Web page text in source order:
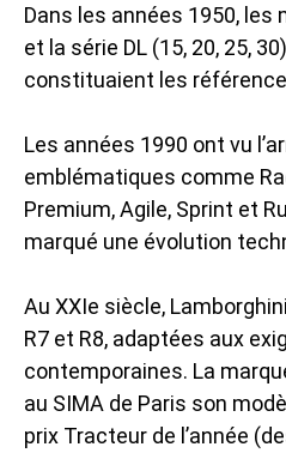
Dans les années 1950, les
et la série DL (15, 20, 25,
constituaient les
Les années 1990 ont vu
emblématiques comme
Premium, Agile, Sprint et
marqué une évolution
Au XXIe siècle,
R7 et R8, adaptées aux
contemporaines. La
au SIMA de Paris son
prix Tracteur de l’année